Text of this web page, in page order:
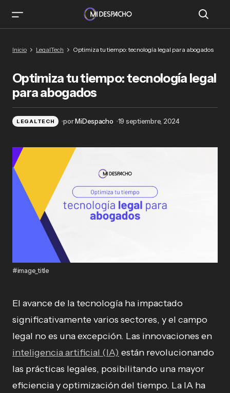
abogados
Inicio LegalTech Optimiza tu tiempo: tecnología legal para abogados
Optimiza tu tiempo: tecnología legal
para abogados
LEGALTECH porMiDespacho 19 septiembre, 2024
#image_title
El avance de la tecnología ha impactado
significativamente varios sectores, y el campo
legal no es una excepción. Las innovaciones en
inteligencia artificial (IA) están revolucionando
las prácticas legales, posibilitando una mayor
eficiencia y optimización del tiempo. La IA ha